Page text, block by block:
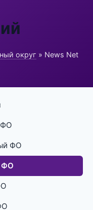
округ » News Net
ФО
ФО
ФО